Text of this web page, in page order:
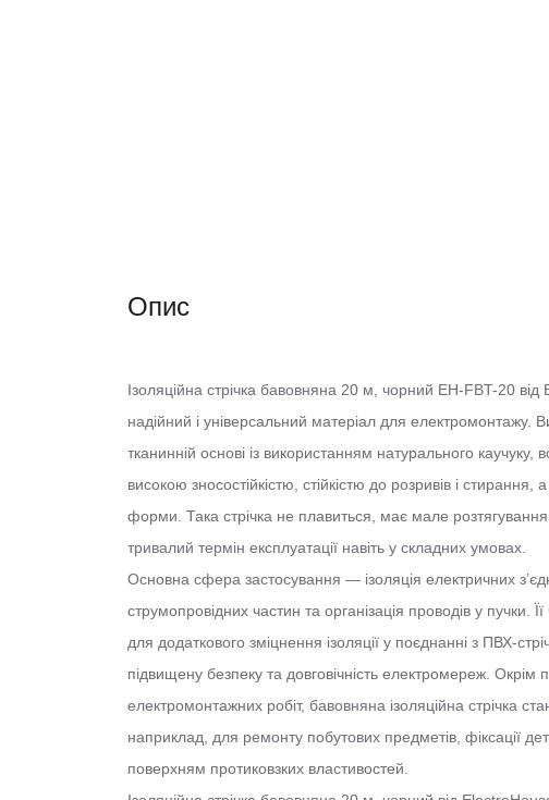
Опис
Ізоляційна стрічка бавовняна 20 м, чорний EH-FBT-20
надійний і універсальний матеріал для електромонтажу.
тканинній основі із використанням натурального каучуку,
високою зносостійкістю, стійкістю до розривів і стирання,
форми. Така стрічка не плавиться, має мале
тривалий термін експлуатації навіть у складних умовах.
Основна сфера застосування — ізоляція електричних
струмопровідних частин та організація проводів у пучки.
для додаткового зміцнення ізоляції у поєднанні з ПВХ-
підвищену безпеку та довговічність електромереж. Окрім
електромонтажних робіт, бавовняна ізоляційна стрічка
наприклад, для ремонту побутових предметів, фіксації
поверхням протиковзких властивостей.